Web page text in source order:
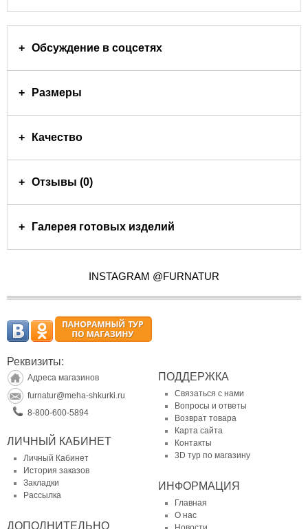
Обсуждение в соцсетях
Размеры
Качество
Отзывы (0)
Галерея готовых изделий
INSTAGRAM @FURNATUR
Реквизиты:
Адреса магазинов
furnatur@meha-shkurki.ru
8-800-600-5894
ЛИЧНЫЙ КАБИНЕТ
Личный Кабинет
История заказов
Закладки
Рассылка
ДОПОЛНИТЕЛЬНО
ПОДДЕРЖКА
Связаться с нами
Вопросы и ответы
Возврат товара
Карта сайта
Контакты
3D тур по магазину
ИНФОРМАЦИЯ
Главная
О нас